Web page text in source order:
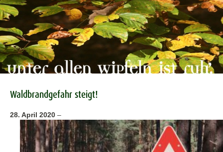
Waldbrandgefahr steigt!
28. April 2020 –